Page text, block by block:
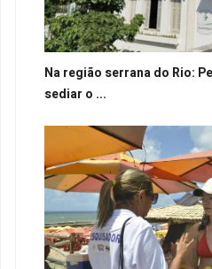
Na região serrana do Rio:
sediar o ...